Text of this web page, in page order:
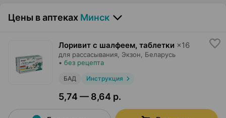
Цены в аптеках Минск
Лоривит с шалфеем, таблетки ×16
для рассасывания, Экзон , Беларусь
• без рецепта
БАД Инструкция
5,74 — 8,64 р.